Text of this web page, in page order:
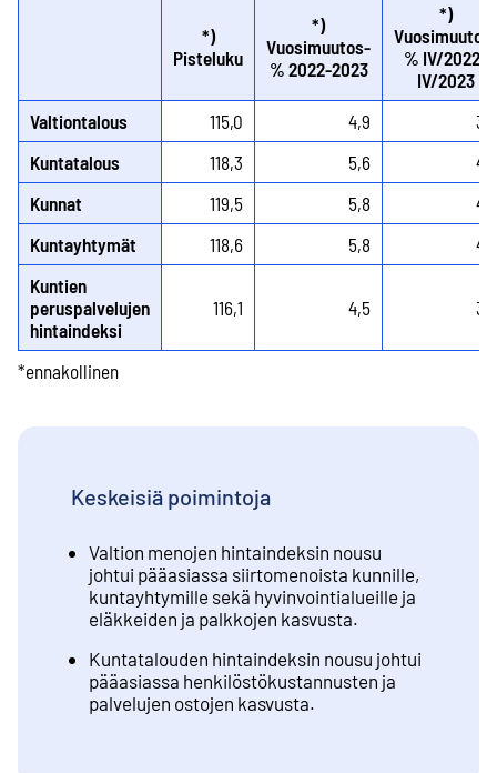
*)
Pisteluku
*)
Vuosimuutos-
% 2022-2023
*)
Vuosimuutos-
% IV/2022–
IV/2023
Valtiontalous
115,0 4,9
3,8
Kuntatalous
118,3 5,6
4,6
Kunnat
119,5 5,8
4,3
Kuntayhtymät
118,6 5,8
4,4
Kuntien
peruspalvelujen
hintaindeksi
116,1 4,5 3,9
*ennakollinen
Keskeisiä poimintoja
Valtion menojen hintaindeksin nousu
johtui pääasiassa siirtomenoista kunnille,
kuntayhtymille sekä hyvinvointialueille ja
eläkkeiden ja palkkojen kasvusta.
Kuntatalouden hintaindeksin nousu johtui
pääasiassa henkilöstökustannusten ja
palvelujen ostojen kasvusta.